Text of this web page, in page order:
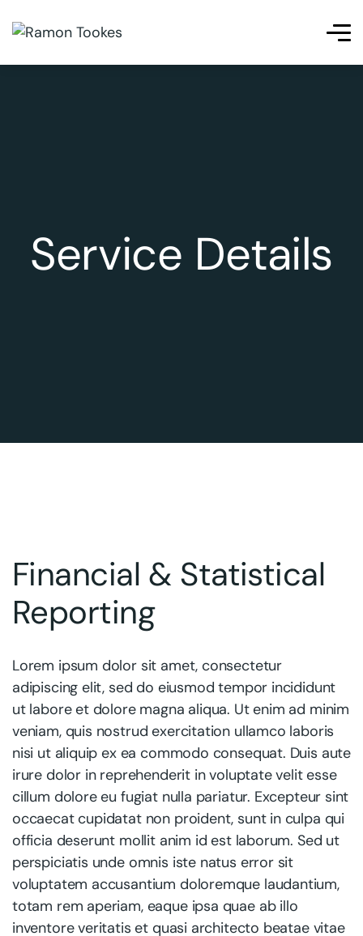
Service Details
Financial & Statistical
Reporting
Lorem ipsum dolor sit amet, consectetur
adipiscing elit, sed do eiusmod tempor incididunt
ut labore et dolore magna aliqua. Ut enim ad minim
veniam, quis nostrud exercitation ullamco laboris
nisi ut aliquip ex ea commodo consequat. Duis aute
irure dolor in reprehenderit in voluptate velit esse
cillum dolore eu fugiat nulla pariatur. Excepteur sint
occaecat cupidatat non proident, sunt in culpa qui
officia deserunt mollit anim id est laborum. Sed ut
perspiciatis unde omnis iste natus error sit
voluptatem accusantium doloremque laudantium,
totam rem aperiam, eaque ipsa quae ab illo
inventore veritatis et quasi architecto beatae vitae